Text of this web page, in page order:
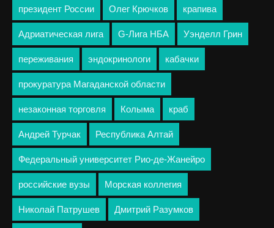
президент России Олег Крючков крапива
Адриатическая лига G-Лига НБА Уэнделл Грин
переживания эндокринологи кабачки
прокуратура Магаданской области
незаконная торговля Колыма краб
Андрей Турчак Республика Алтай
Федеральный университет Рио-де-Жанейро
российские вузы Морская коллегия
Николай Патрушев Дмитрий Разумков